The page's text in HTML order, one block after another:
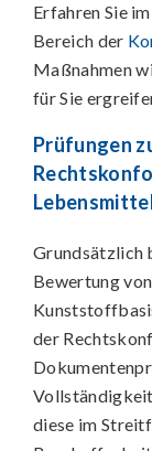
Erfahren Sie
Bereich der
Maßnahmen
für Sie
Prüfungen
Grundsätzlich
Bewertung
der
diese im